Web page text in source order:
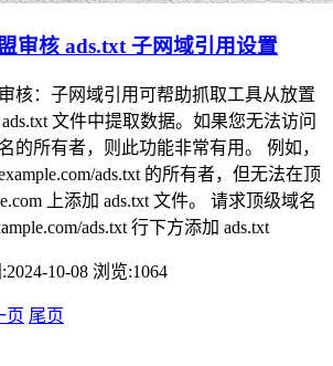
审核 ads.txt 子网域引用设置
核：子网域引用可帮助抓取工具从放置
文件中提取数据。如果您无法访问
的所有者，则此功能非常有用。 例如，
ads.txt 的所有者，但无法在顶
上添加 ads.txt 文件。 请求顶级域名
ads.txt 行下方添加 ads.txt
10-08 浏览:1064
页 尾页